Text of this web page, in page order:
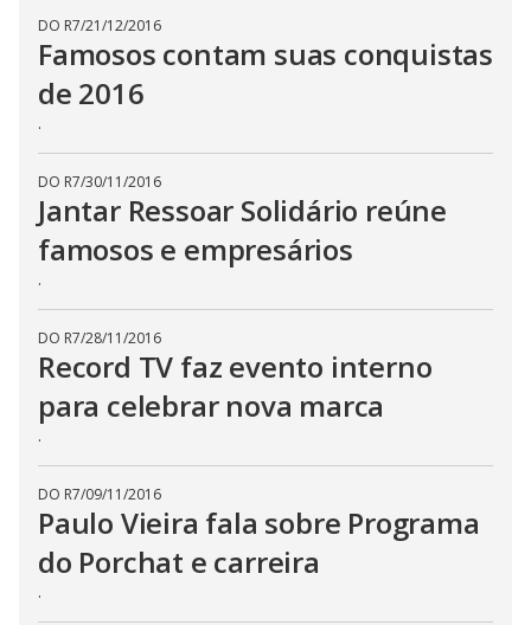
DO R7/21/12/2016
Famosos contam suas conquistas
de 2016
.
DO R7/30/11/2016
Jantar Ressoar Solidário reúne
famosos e empresários
.
DO R7/28/11/2016
Record TV faz evento interno
para celebrar nova marca
.
DO R7/09/11/2016
Paulo Vieira fala sobre Programa
do Porchat e carreira
.